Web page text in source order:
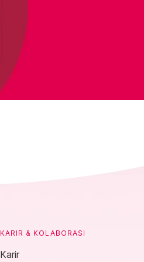
KARIR & KOLABORASI
Karir